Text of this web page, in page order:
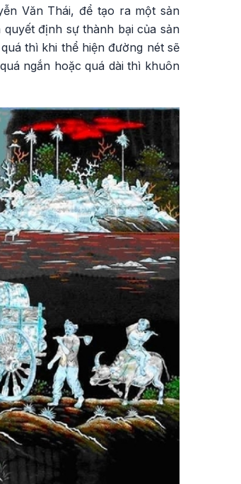
Văn Thái, để tạo ra một sản
định sự thành bại của sản
thì khi thể hiện đường nét sẽ
ngắn hoặc quá dài thì khuôn